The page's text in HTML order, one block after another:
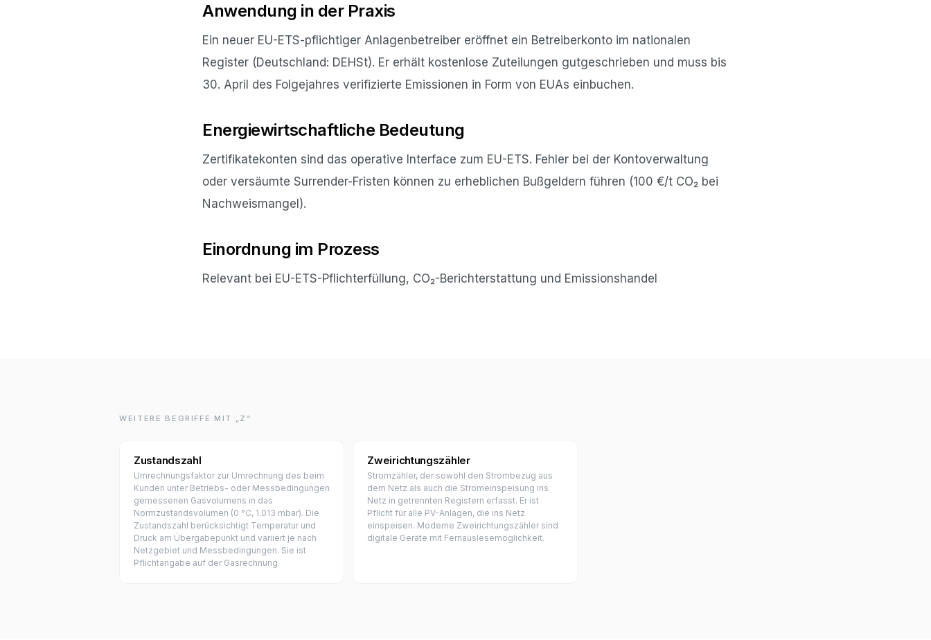
Anwendung in der Praxis
Ein neuer EU-ETS-pflichtiger Anlagenbetreiber eröffnet ein Betreiberkonto im nationalen
Register (Deutschland: DEHSt). Er erhält kostenlose Zuteilungen gutgeschrieben und muss bis
30. April des Folgejahres verifizierte Emissionen in Form von EUAs einbuchen.
Energiewirtschaftliche Bedeutung
Zertifikatekonten sind das operative Interface zum EU-ETS. Fehler bei der Kontoverwaltung
oder versäumte Surrender-Fristen können zu erheblichen Bußgeldern führen (100 €/t CO₂ bei
Nachweismangel).
Einordnung im Prozess
Relevant bei EU-ETS-Pflichterfüllung, CO₂-Berichterstattung und Emissionshandel
WEITERE BEGRIFFE MIT „Z“
Zustandszahl
Umrechnungsfaktor zur Umrechnung des beim
Kunden unter Betriebs- oder Messbedingungen
gemessenen Gasvolumens in das
Normzustandsvolumen (0 °C, 1.013 mbar). Die
Zustandszahl berücksichtigt Temperatur und
Druck am Übergabepunkt und variiert je nach
Netzgebiet und Messbedingungen. Sie ist
Pflichtangabe auf der Gasrechnung.
Zweirichtungszähler
Stromzähler, der sowohl den Strombezug aus
dem Netz als auch die Stromeinspeisung ins
Netz in getrennten Registern erfasst. Er ist
Pflicht für alle PV-Anlagen, die ins Netz
einspeisen. Moderne Zweirichtungszähler sind
digitale Geräte mit Fernauslesemöglichkeit.